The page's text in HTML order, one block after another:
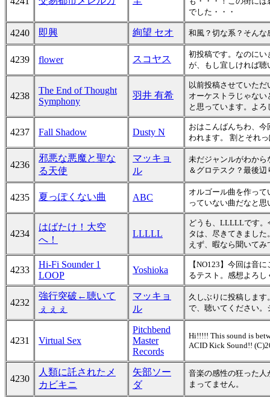
でした・・・
4240 即興 絢望 セオ 和風？切な系？そん
4239 flower スコヤス
初投稿です。なのに
が、もし宜しければ聴
4238
The End of Thought
Symphony
羽井 有希
以前投稿させていた
オーケストラじゃな
と思っています。よ
4237 Fall Shadow Dusty N
おはこんばんちわ、
われます。 割とそれ
4236
邪悪な悪魔と聖な
る天使
マッキョ
ル
未だジャンルがわから
＆グロテスク？最後
4235 夏っぽくない曲 ABC
オルゴール曲を作っ
っていない曲だなと思
4234
はばたけ！大空
へ！
LLLLL
どうも、LLLLLです。
タは、尽きてきまし
えず、暇なら聞いて
4233
Hi-Fi Sounder 1
LOOP
Yoshioka
【NO123】今回は音
るテスト。感想よろ
4232
強行突破←聴いて
ぇぇぇ
マッキョ
ル
久しぶりに投稿しま
で、聴いてください
4231 Virtual Sex
Pitchbend
Master
Records
Hi!!!!! This sound is
ACID Kick Sound!!
4230
人類に託されたメ
カビキニ
矢部ソー
ダ
音楽の感性の狂った
まってません。